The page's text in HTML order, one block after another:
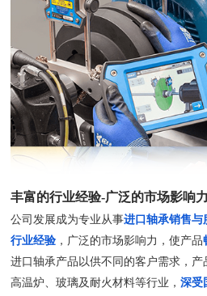
丰富的行业经验-广泛的市场影响力
公司发展成为专业从事进口轴承销售与
行业经验 ，广泛的市场影响力，使产品
进口轴承产品以供不同的客户需求，产
高温炉、玻璃及耐火材料等行业，深受